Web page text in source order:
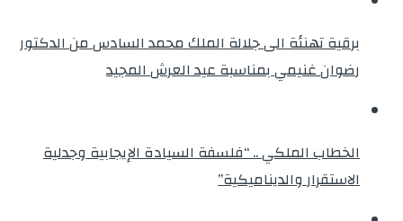
برقية تهنئة الى جلالة الملك محمد السادس من الدكتور
رضوان غنيمي بمناسبة عيد العرش المجيد
الخطاب الملكي .. “فلسفة السيادة الإيجابية وجدلية
الاستقرار والديناميكية”